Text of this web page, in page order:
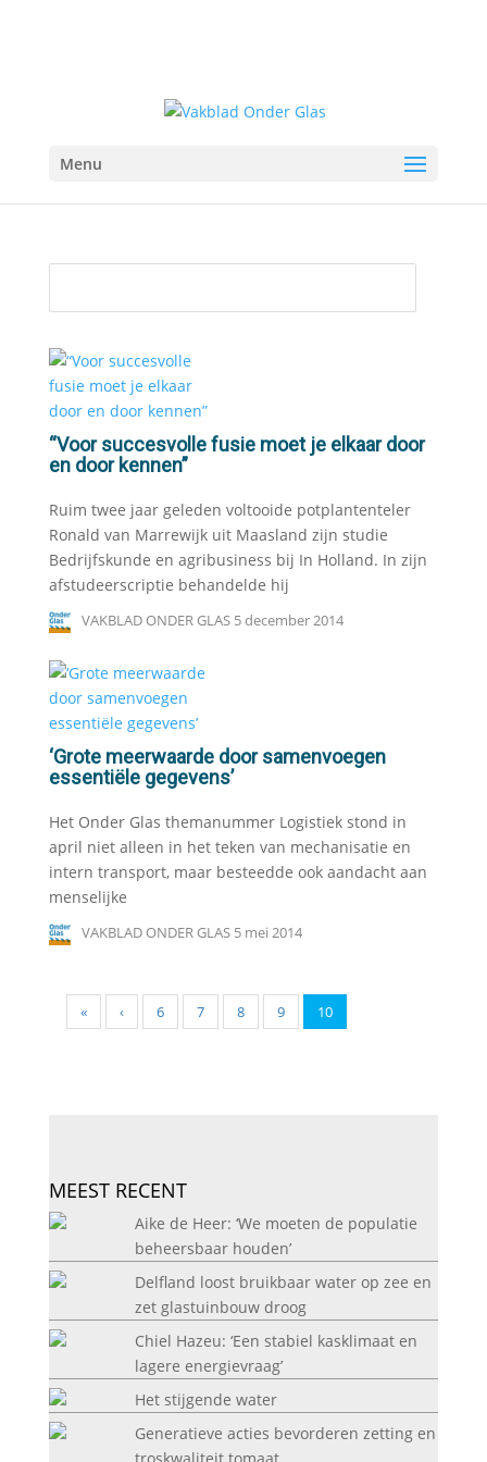
Menu
“Voor succesvolle fusie moet je elkaar door
en door kennen”
Ruim twee jaar geleden voltooide potplantenteler
Ronald van Marrewijk uit Maasland zijn studie
Bedrijfskunde en agribusiness bij In Holland. In zijn
afstudeerscriptie behandelde hij
VAKBLAD ONDER GLAS 5 december 2014
‘Grote meerwaarde door samenvoegen
essentiële gegevens’
Het Onder Glas themanummer Logistiek stond in
april niet alleen in het teken van mechanisatie en
intern transport, maar besteedde ook aandacht aan
menselijke
VAKBLAD ONDER GLAS 5 mei 2014
« ‹ 6 7 8 9 10
MEEST RECENT
Aike de Heer: ‘We moeten de populatie
beheersbaar houden’
Delfland loost bruikbaar water op zee en
zet glastuinbouw droog
Chiel Hazeu: ‘Een stabiel kasklimaat en
lagere energievraag’
Het stijgende water
Generatieve acties bevorderen zetting en